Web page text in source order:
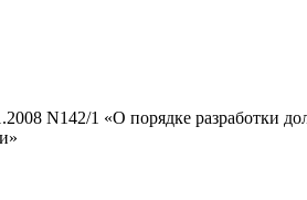
N142/1 «О порядке разработки